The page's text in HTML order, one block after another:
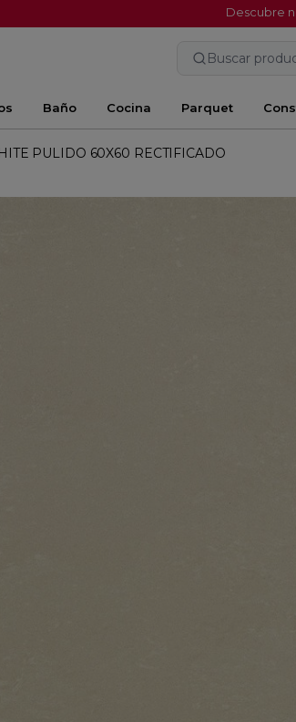
Descubre
Buscar
Baño Cocina Parquet
PULIDO 60X60 RECTIFICADO